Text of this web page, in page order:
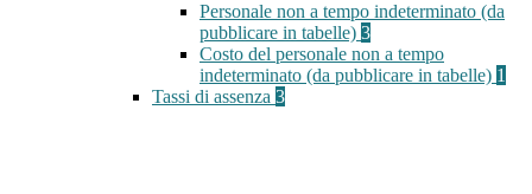
Personale non a tempo indeterminato (da
pubblicare in tabelle) 3
Costo del personale non a tempo
indeterminato (da pubblicare in tabelle) 1
Tassi di assenza 3